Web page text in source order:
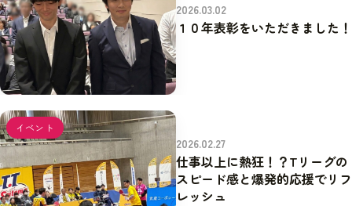
2026.03.02
１０年表彰をいただきました！
イベント
2026.02.27
仕事以上に熱狂！？Tリーグの
スピード感と爆発的応援でリフ
レッシュ